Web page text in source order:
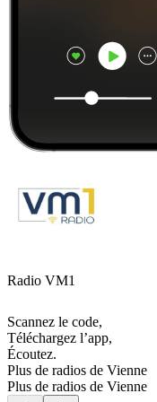
Radio VM1
Scannez le code,
Téléchargez l’app,
Écoutez.
Plus de radios de Vienne
Plus de radios de Vienne